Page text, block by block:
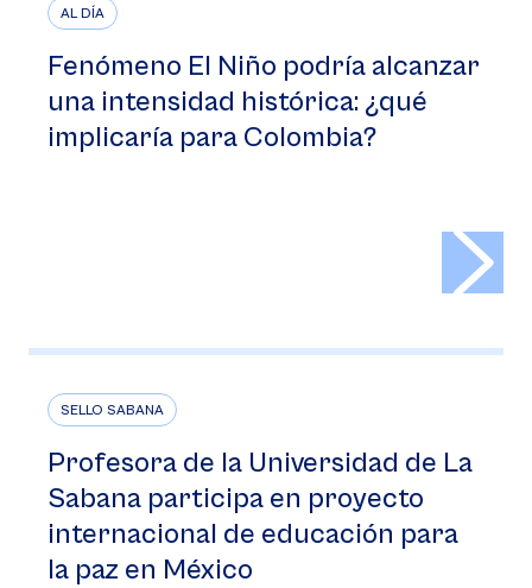
AL DÍA
Fenómeno El Niño podría alcanzar
una intensidad histórica: ¿qué
implicaría para Colombia?
SELLO SABANA
Profesora de la Universidad de La
Sabana participa en proyecto
internacional de educación para
la paz en México